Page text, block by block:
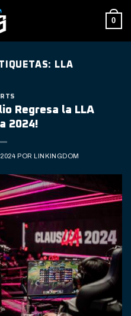
0
LLA
Regresa la LLA
2024!
POR LINKINGDOM